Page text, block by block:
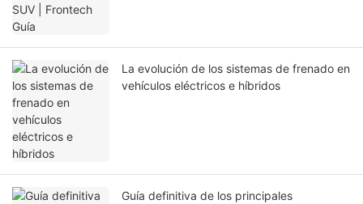
La evolución de los sistemas de frenado en
vehículos eléctricos e híbridos
Guía definitiva de los principales